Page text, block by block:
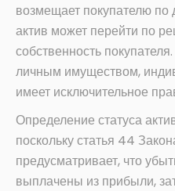
возмещает покупателю по
актив может перейти по
собственность
личным имуществом,
имеет исключительное
Определение статуса
поскольку статья 44
предусматривает, что
выплачены из прибыли,